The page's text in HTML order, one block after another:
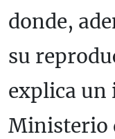
donde,
su
explica un
Ministerio